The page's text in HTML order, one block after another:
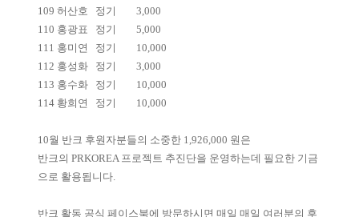
109 허산호 정기
3,000
110 홍광표 정기
5,000
111 홍미연 정기
10,000
112 홍성화 정기
3,000
113 홍수화 정기
10,000
114 황희연 정기 10,000
10월 반크 후원자분들의 소중한 1,926,000 원은
반크의 PRKOREA 프로젝트 추진단을 운영하는데 필요한 기금
으로 활용됩니다.
반크 활동 공식 페이스북에 방문하시면 매일 매일 여러분의 후